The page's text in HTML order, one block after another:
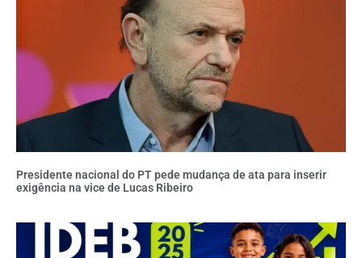
Presidente nacional do PT pede mudança de ata para inserir
exigência na vice de Lucas Ribeiro